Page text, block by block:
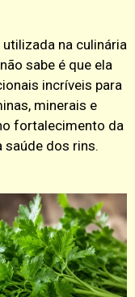
na culinária
sabe é que ela
incríveis para
minerais e
fortalecimento da
saúde dos rins.